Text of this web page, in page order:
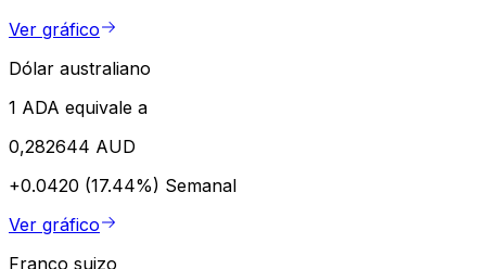
Ver gráfico
Dólar australiano
1 ADA equivale a
0,282644 AUD
+0.0420 (17.44%) Semanal
Ver gráfico
Franco suizo